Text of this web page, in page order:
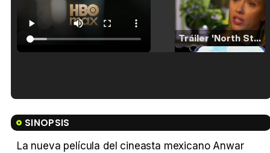
Tráiler 'North Star' (2023)
SINOPSIS
La nueva película del cineasta mexicano Anwar